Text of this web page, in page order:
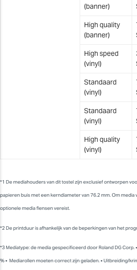
(banner)
High quality
(banner)
High speed
(vinyl)
Standaard
(vinyl)
Standaard
(vinyl)
High quality
(vinyl)
*1 De mediahouders van dit tostel zijn exclusief ontworpen
papieren buis met een kerndiameter van 76.2 mm. Om media
optionele media flensen vereist.
*2 De printduur is afhankelijk van de beperkingen van het
*3 Mediatype: de media gespecificeerd door Roland DG Corp.
% • Mediarollen moeten correct zijn geladen. • Uitbreiding/